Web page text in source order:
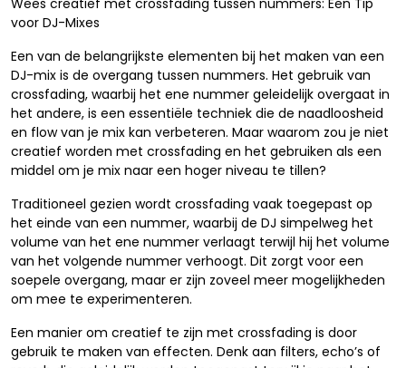
Wees creatief met crossfading tussen nummers: Een Tip
voor DJ-Mixes
Een van de belangrijkste elementen bij het maken van een
DJ-mix is de overgang tussen nummers. Het gebruik van
crossfading, waarbij het ene nummer geleidelijk overgaat in
het andere, is een essentiële techniek die de naadloosheid
en flow van je mix kan verbeteren. Maar waarom zou je niet
creatief worden met crossfading en het gebruiken als een
middel om je mix naar een hoger niveau te tillen?
Traditioneel gezien wordt crossfading vaak toegepast op
het einde van een nummer, waarbij de DJ simpelweg het
volume van het ene nummer verlaagt terwijl hij het volume
van het volgende nummer verhoogt. Dit zorgt voor een
soepele overgang, maar er zijn zoveel meer mogelijkheden
om mee te experimenteren.
Een manier om creatief te zijn met crossfading is door
gebruik te maken van effecten. Denk aan filters, echo’s of